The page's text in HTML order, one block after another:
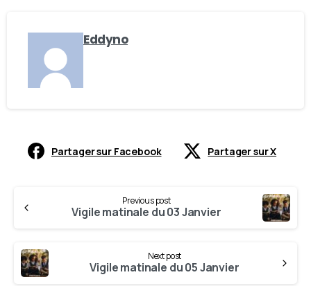
Eddyno
Partager sur Facebook Partager sur X
Previous post
Vigile matinale du 03 Janvier
Next post
Vigile matinale du 05 Janvier